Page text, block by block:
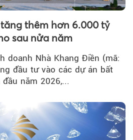
thêm hơn 6.000 tỷ
sau nửa năm
doanh Nhà Khang Điền (mã:
đầu tư vào các dự án bất
năm 2026,...